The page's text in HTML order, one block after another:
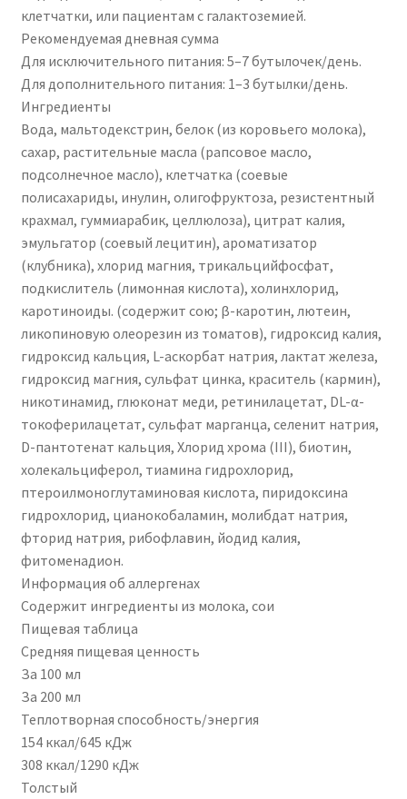
клетчатки, или пациентам с галактоземией.
Рекомендуемая дневная сумма
Для исключительного питания: 5–7 бутылочек/день.
Для дополнительного питания: 1–3 бутылки/день.
Ингредиенты
Вода, мальтодекстрин, белок (из коровьего молока),
сахар, растительные масла (рапсовое масло,
подсолнечное масло), клетчатка (соевые
полисахариды, инулин, олигофруктоза, резистентный
крахмал, гуммиарабик, целлюлоза), цитрат калия,
эмульгатор (соевый лецитин), ароматизатор
(клубника), хлорид магния, трикальцийфосфат,
подкислитель (лимонная кислота), холинхлорид,
каротиноиды. (содержит сою; β-каротин, лютеин,
ликопиновую олеорезин из томатов), гидроксид калия,
гидроксид кальция, L-аскорбат натрия, лактат железа,
гидроксид магния, сульфат цинка, краситель (кармин),
никотинамид, глюконат меди, ретинилацетат, DL-α-
токоферилацетат, сульфат марганца, селенит натрия,
D-пантотенат кальция, Хлорид хрома (III), биотин,
холекальциферол, тиамина гидрохлорид,
птероилмоноглутаминовая кислота, пиридоксина
гидрохлорид, цианокобаламин, молибдат натрия,
фторид натрия, рибофлавин, йодид калия,
фитоменадион.
Информация об аллергенах
Содержит ингредиенты из молока, сои
Пищевая таблица
Средняя пищевая ценность
За 100 мл
За 200 мл
Теплотворная способность/энергия
154 ккал/645 кДж
308 ккал/1290 кДж
Толстый